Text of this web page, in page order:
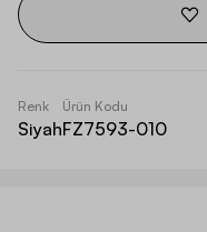
Renk
Siyah
Ürün Kodu
FZ7593-010